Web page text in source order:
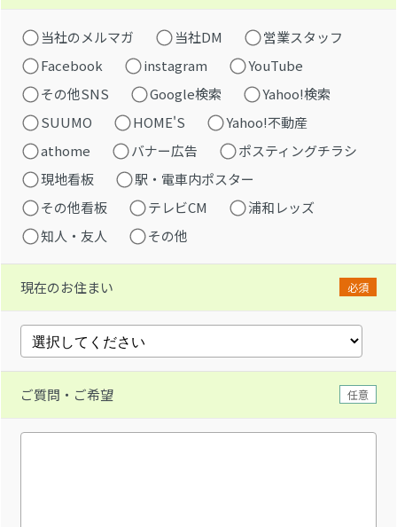
当社のメルマガ 当社DM
営業スタッフ
Facebook
instagram
YouTube
その他SNS
Google検索
Yahoo!検索
SUUMO
HOME'S
Yahoo!不動産
athome
バナー広告
ポスティングチラシ
現地看板
駅・電車内ポスター
その他看板
テレビCM
浦和レッズ
知人・友人
その他
現在のお住まい 必須
ご質問・ご希望 任意